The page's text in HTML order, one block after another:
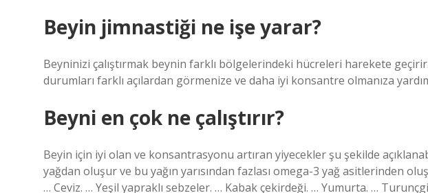
Beyin jimnastiği ne işe yarar?
Beyninizi çalıştırmak beynin farklı bölgelerindeki hücreleri harekete
durumları farklı açılardan görmenize ve daha iyi konsantre olmanıza
Beyni en çok ne çalıştırır?
Beyin için iyi olan ve konsantrasyonu artıran yiyecekler şu şekilde
yağdan oluşur ve bu yağın yarısından fazlası omega-3 yağ asitlerinden
… Ceviz. … Yeşil yapraklı sebzeler. … Kabak çekirdeği. … Yumurta. …